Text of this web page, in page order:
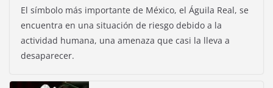
El símbolo más importante de México, el Águila Real, se
encuentra en una situación de riesgo debido a la
actividad humana, una amenaza que casi la lleva a
desaparecer.